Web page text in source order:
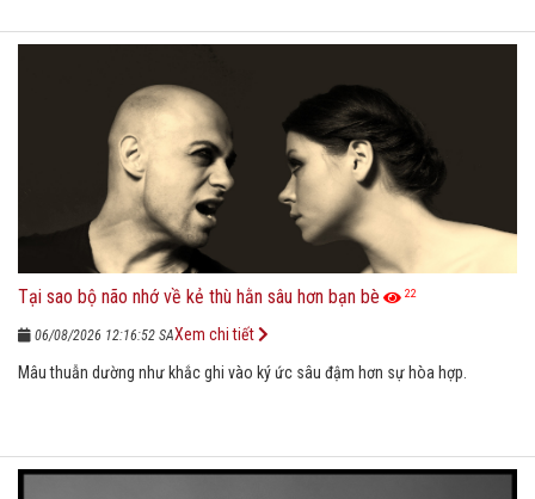
Tại sao bộ não nhớ về kẻ thù hằn sâu hơn bạn bè 22
06/08/2026 12:16:52 SA
Mâu thuẫn dường như khắc ghi vào ký ức sâu đậm hơn sự hòa hợp.
Xem chi tiết